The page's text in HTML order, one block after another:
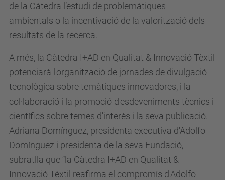
de la Càtedra l’estudi de problemàtiques
ambientals o la incentivació de la valorització dels
resultats de la recerca.
A més, la Càtedra I+AD en Qualitat & Innovació Tèxtil
potenciarà l'organització de jornades de divulgació
tecnològica sobre temàtiques innovadores, i la
col·laboració i la promoció d'esdeveniments tècnics i
científics sobre temes d'interès i la seva publicació.
Adriana Domínguez, presidenta executiva d'Adolfo
Domínguez i presidenta de la seva Fundació,
subratlla que “la Càtedra I+AD en Qualitat &
Innovació Tèxtil reafirma el compromís d'Adolfo